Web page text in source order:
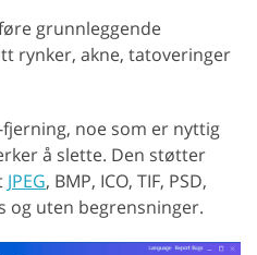
grunnleggende
rynker, akne, tatoveringer
noe som er nyttig
å slette. Den støtter
JPEG, BMP, ICO, TIF, PSD,
og uten begrensninger.